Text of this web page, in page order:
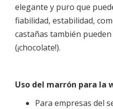
elegante y puro que
fiabilidad, estabilidad,
castañas también
(¡chocolate!).
Uso del marrón para la
Para empresas del